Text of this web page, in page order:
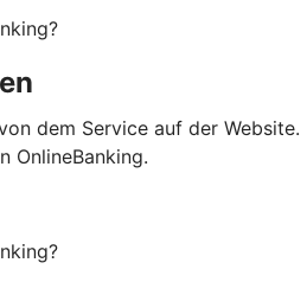
dem Service auf der Website.
OnlineBanking.